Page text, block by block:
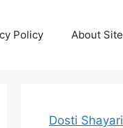
Policy About Site
Dosti Shayari